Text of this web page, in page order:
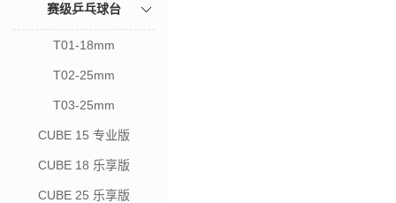
赛级乒乓球台
T01-18mm
T02-25mm
T03-25mm
CUBE 15 专业版
CUBE 18 乐享版
CUBE 25 乐享版